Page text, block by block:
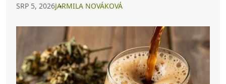
SRP 5, 2026JARMILA NOVÁKOVÁ